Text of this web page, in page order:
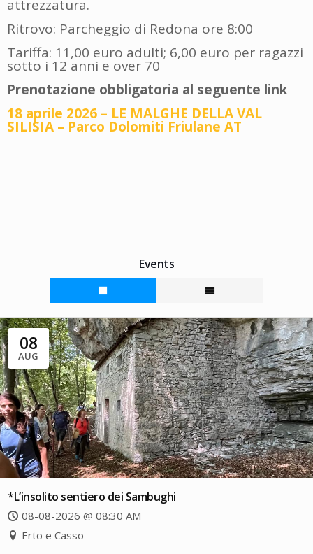
attrezzatura.
Ritrovo: Parcheggio di Redona ore 8:00
Tariffa: 11,00 euro adulti; 6,00 euro per ragazzi
sotto i 12 anni e over 70
Prenotazione obbligatoria al seguente link
18 aprile 2026 – LE MALGHE DELLA VAL
SILISIA – Parco Dolomiti Friulane AT
Events
08
AUG
*L’insolito sentiero dei Sambughi
08-08-2026 @ 08:30 AM
Erto e Casso